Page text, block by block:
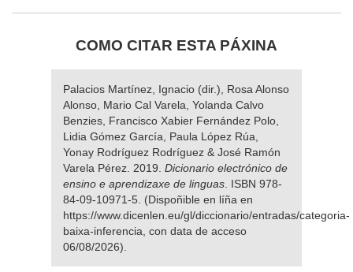
COMO CITAR ESTA PÁXINA
Palacios Martínez, Ignacio (dir.), Rosa Alonso
Alonso, Mario Cal Varela, Yolanda Calvo
Benzies, Francisco Xabier Fernández Polo,
Lidia Gómez García, Paula López Rúa,
Yonay Rodríguez Rodríguez & José Ramón
Varela Pérez. 2019. Dicionario electrónico de
ensino e aprendizaxe de linguas . ISBN 978-
84-09-10971-5. (Dispoñible en líña en
https://www.dicenlen.eu/gl/diccionario/entradas/categoria-
baixa-inferencia, con data de acceso
06/08/2026).